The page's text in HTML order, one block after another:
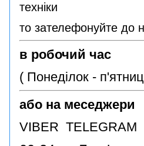
техніки
то зателефонуйте до
в робочий час
( Понеділок -
або на меседжери
VIBER TELEGRAM